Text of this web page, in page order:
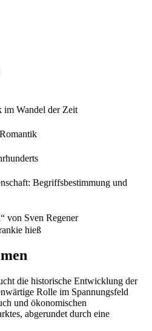
im Wandel der Zeit
Begriffsbestimmung und
von Sven Regener
hieß
die historische Entwicklung der
Rolle im Spannungsfeld
und ökonomischen
abgerundet durch eine